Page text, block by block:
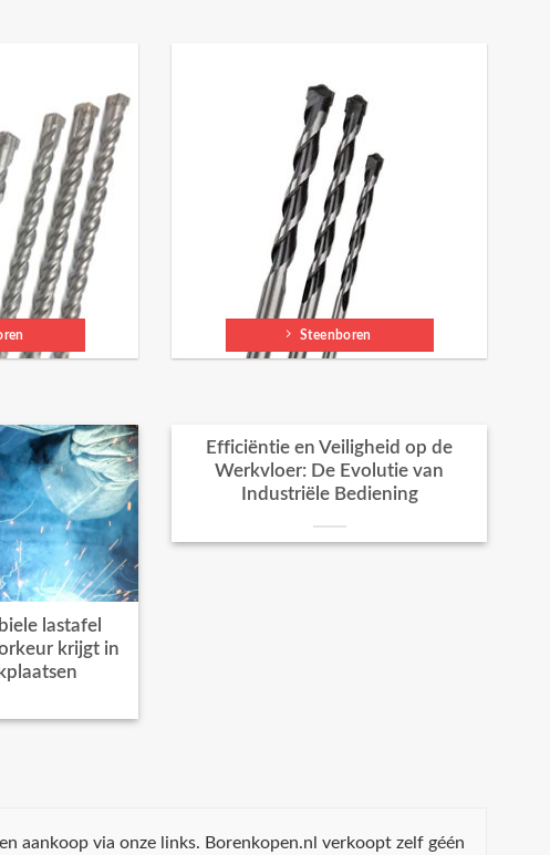
Steenboren
lastafel
krijgt in
Efficiëntie en Veiligheid op de
Werkvloer: De Evolutie van
Industriële Bediening
aankoop via onze links. Borenkopen.nl verkoopt zelf géén